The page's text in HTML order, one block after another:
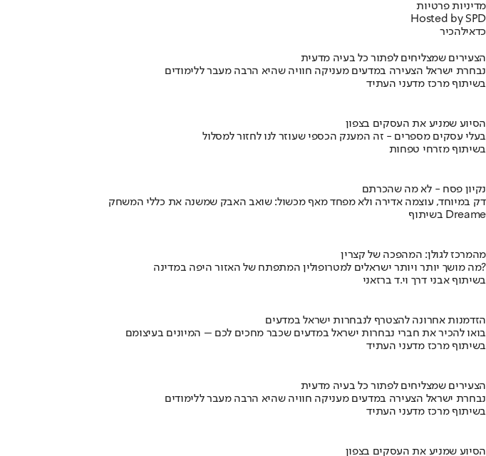
מדיניות פרטיות
Hosted by SPD
כדאילהכיר
הצעירים שמצליחים לפתור כל בעיה מדעית
נבחרת ישראל הצעירה במדעים מעניקה חוויה שהיא הרבה מעבר ללימודים
בשיתוף מרכז מדעני העתיד
הסיוע שמניע את העסקים בצפון
בעלי עסקים מספרים - זה המענק הכספי שעוזר לנו לחזור למסלול
בשיתוף מזרחי טפחות
נקיון פסח - לא מה שהכרתם
דק במיוחד, עוצמה אדירה ולא מפחד מאף מכשול: שואב האבק שמשנה את כללי המשחק
בשיתוף Dreame
מהמרכז לגולן: המהפכה של קצרין
מה מושך יותר ויותר ישראלים למטרופולין המתפתח של האזור היפה במדינה?
בשיתוף אבני דרך וי.ד ברזאני
הזדמנות אחרונה להצטרף לנבחרות ישראל במדעים
בואו להכיר את חברי נבחרות ישראל במדעים שכבר מחכים לכם – המיונים בעיצומם
בשיתוף מרכז מדעני העתיד
הצעירים שמצליחים לפתור כל בעיה מדעית
נבחרת ישראל הצעירה במדעים מעניקה חוויה שהיא הרבה מעבר ללימודים
בשיתוף מרכז מדעני העתיד
הסיוע שמניע את העסקים בצפון